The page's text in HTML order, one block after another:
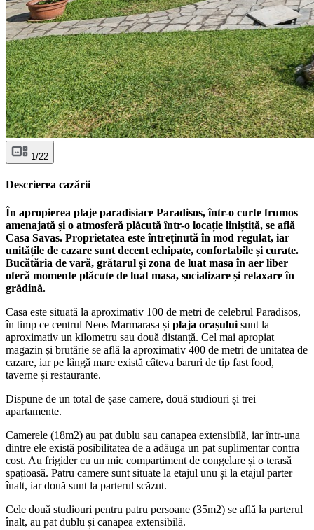
1/22
Descrierea cazării
În apropierea plaje paradisiace Paradisos, într-o curte frumos
amenajată și o atmosferă plăcută într-o locație liniștită, se află
Casa Savas. Proprietatea este întreținută în mod regulat, iar
unitățile de cazare sunt decent echipate, confortabile și curate.
Bucătăria de vară, grătarul și zona de luat masa în aer liber
oferă momente plăcute de luat masa, socializare și relaxare în
grădină.
Casa este situată la aproximativ 100 de metri de celebrul Paradisos,
în timp ce centrul Neos Marmarasa și plaja orașului sunt la
aproximativ un kilometru sau două distanță. Cel mai apropiat
magazin și brutărie se află la aproximativ 400 de metri de unitatea de
cazare, iar pe lângă mare există câteva baruri de tip fast food,
taverne și restaurante.
Dispune de un total de șase camere, două studiouri și trei
apartamente.
Camerele (18m2) au pat dublu sau canapea extensibilă, iar într-una
dintre ele există posibilitatea de a adăuga un pat suplimentar contra
cost. Au frigider cu un mic compartiment de congelare și o terasă
spațioasă. Patru camere sunt situate la etajul unu și la etajul parter
înalt, iar două sunt la parterul scăzut.
Cele două studiouri pentru patru persoane (35m2) se află la parterul
înalt, au pat dublu și canapea extensibilă.